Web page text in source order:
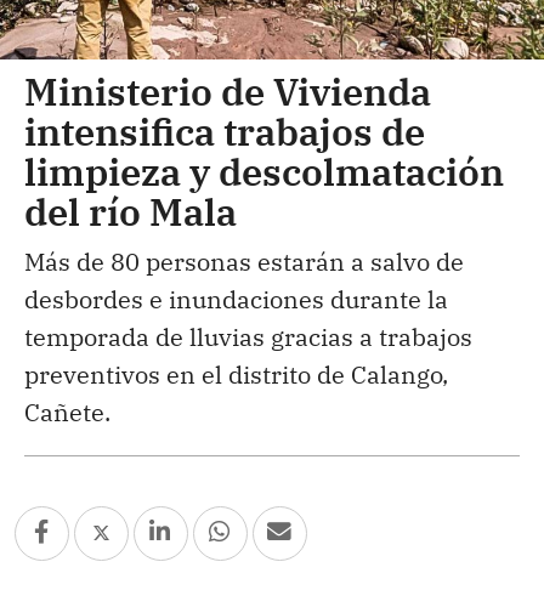
Ministerio de Vivienda
intensifica trabajos de
limpieza y descolmatación
del río Mala
Más de 80 personas estarán a salvo de
desbordes e inundaciones durante la
temporada de lluvias gracias a trabajos
preventivos en el distrito de Calango,
Cañete.